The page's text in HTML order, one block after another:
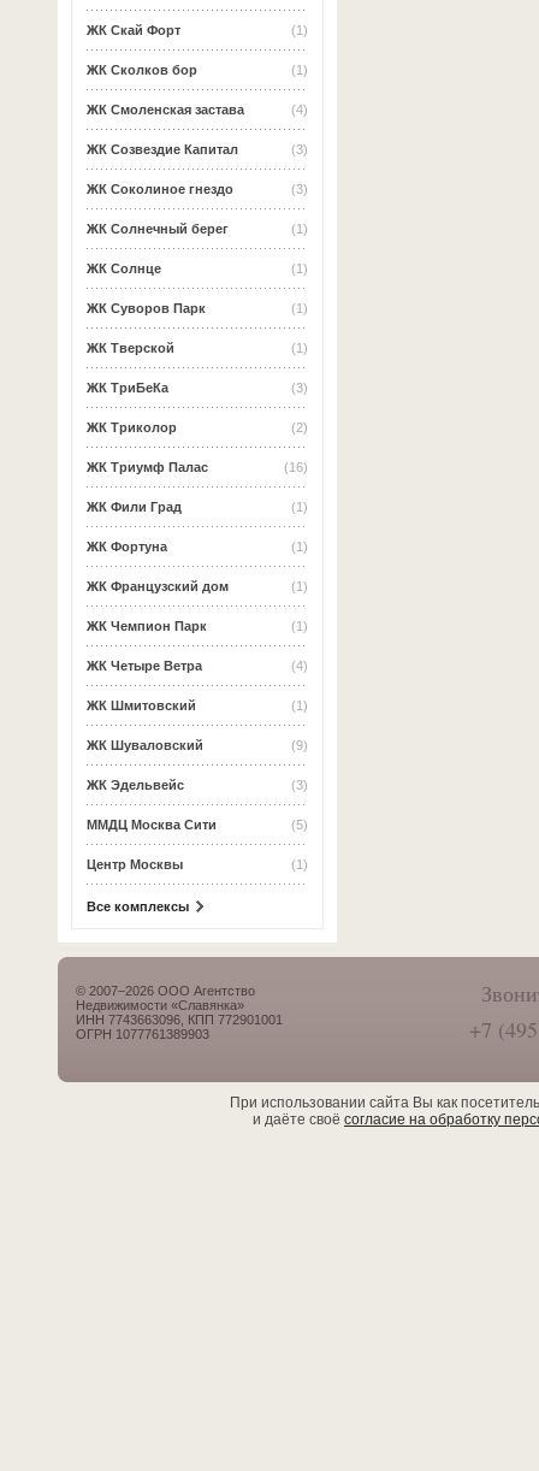
(1)
ЖК Скай Форт
(1)
ЖК Сколков бор
(4)
ЖК Смоленская застава
(3)
ЖК Созвездие Капитал
(3)
ЖК Соколиное гнездо
(1)
ЖК Солнечный берег
(1)
ЖК Солнце
(1)
ЖК Суворов Парк
(1)
ЖК Тверской
(3)
ЖК ТриБеКа
(2)
ЖК Триколор
(16)
ЖК Триумф Палас
(1)
ЖК Фили Град
(1)
ЖК Фортуна
(1)
ЖК Французский дом
(1)
ЖК Чемпион Парк
(4)
ЖК Четыре Ветра
(1)
ЖК Шмитовский
(9)
ЖК Шуваловский
(3)
ЖК Эдельвейс
(5)
ММДЦ Москва Сити
(1)
Центр Москвы
Все комплексы
© 2007–2026 ООО Агентство
Недвижимости «Славянка»
ИНН 7743663096, КПП 772901001
ОГРН 1077761389903
+7
При использовании сайта Вы как
и даёте своё согласие на обработку